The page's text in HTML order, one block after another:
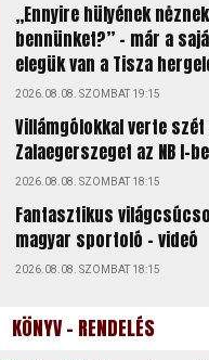
„Ennyire hülyének nėznek
bennünket?” – már a
elegük van a Tisza
2026.08.08. SZOMBAT 19:15
Villámgólokkal verte szét
Zalaegerszeget az NB I-
2026.08.08. SZOMBAT 18:15
Fantasztikus
magyar sportoló - videó
2026.08.08. SZOMBAT 18:15
KÖNYV - RENDELÉS